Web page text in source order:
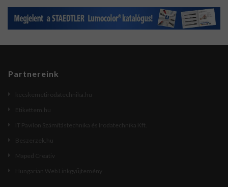
Partnereink
kecskemetirodatechnika.hu
Etikettem.hu
IT Pavilon Számítástechnika és Irodatechnika Kft.
Beszerzek.hu
Maped Creativ
Hungarian Web Linkgyűjtemény